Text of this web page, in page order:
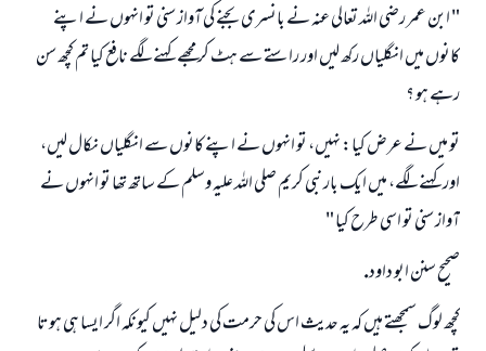
" ابن عمر رضى اللہ تعالى عنہ نے بانسرى بجنے كى آواز سنى تو انہوں نے اپنے
كانوں ميں انگلياں ركھ ليں اور راستے سے ہٹ كر مجھے كہنے لگے نافع كيا تم كچھ سن
رہے ہو ؟
تو ميں نے عرض كيا: نہيں، تو انہوں نے اپنے كانوں سے انگلياں نكال ليں،
اور كہنے لگے، ميں ايك بار نبى كريم صلى اللہ عليہ وسلم كے ساتھ تھا تو انہوں نے
آواز سنى تو اسى طرح كيا "
صحيح سنن ابو داود.
كچھ لوگ سمجھتے ہيں كہ يہ حديث اس كى حرمت كى دليل نہيں كيونكہ اگر ايسا ہى ہوتا